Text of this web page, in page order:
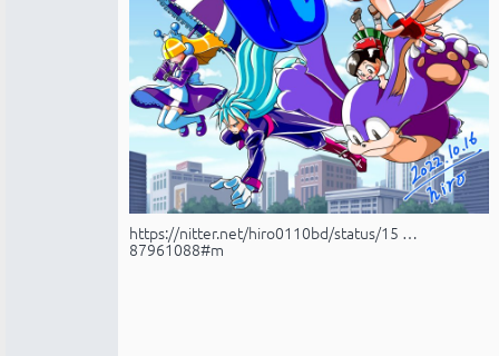
https://nitter.net/hiro0110bd/status/15 …
87961088#m